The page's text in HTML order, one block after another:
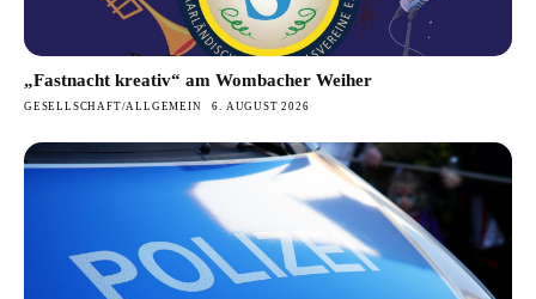
„Fastnacht kreativ“ am Wombacher Weiher
GESELLSCHAFT/ALLGEMEIN 6. AUGUST 2026